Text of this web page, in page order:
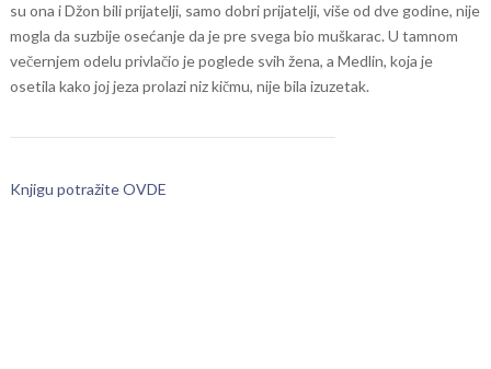
su ona i Džon bili prijatelji, samo dobri prijatelji, više od dve godine, nije
mogla da suzbije osećanje da je pre svega bio muškarac. U tamnom
večernjem odelu privlačio je poglede svih žena, a Medlin, koja je
osetila kako joj jeza prolazi niz kičmu, nije bila izuzetak.
Knjigu potražite OVDE